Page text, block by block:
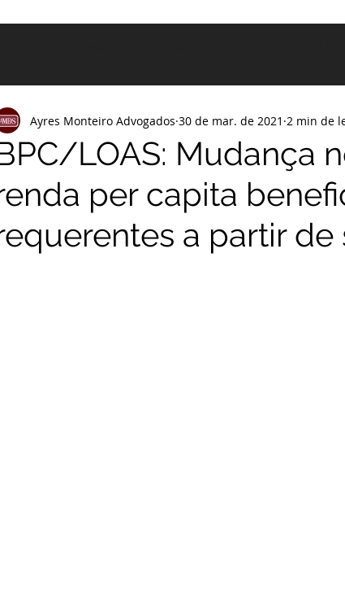
LOAS: Mudança
per capita
a partir de
Ayres Monteiro Advogados 30 de mar. de 2021 2 min de